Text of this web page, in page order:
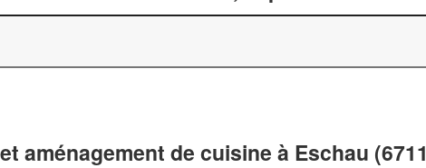
aménagement de cuisine à Eschau